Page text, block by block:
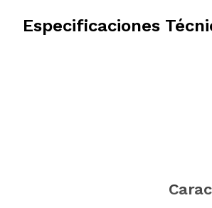
Especificaciones